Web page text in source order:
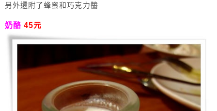
另外還附了蜂蜜和巧克力醬
奶酪 45元